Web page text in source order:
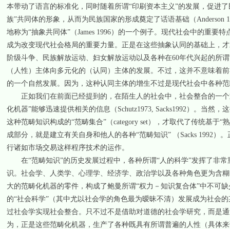
本带动了语言的标准化，同时随着所谓“印刷资本主义”的发展，促进
族”共同体的形象，从而为民族国家的形成奠定了话语基础（
地称为“抽象共同体”（James 1996）的一个例子。现代社会中的重要
成为改变现代社会格局的重要力量。正是在这些抽象认同的基础上，
阶级斗争、民族解放运动、妇女解放运动以及各种在60年代兴起的所
（人性）主体向多元化的（认同）主体的发展。不过，这并不意味
的一个自然发展。因为，这种认同主体的增生不过是现代社会中各种
正如我们在前面已经提到的，在陌生人的社会中，社会整合的一个
化机器”能够迅速提供相关的信息（Schutz1973, Sacks1992）。当然
这种范畴知识构成的“范畴集合”（category set），才取代了传统基于
成部分，就是建立有关自身和他人的各种“范畴知识” （Sacks 1992
行诸如市场交易这样程序技术的运作。
在“范畴知识”的历史发展过程中，各种所谓“人的科学”发挥了非常
识。社会学、人类学、心理学、经济学、政治学以及各种角色更为含
大的范畴化机器的零件，构成了鲍曼所谓“权力－知识复合体”中不可
的“社会科学”（其中尤以社会学的角色最为暧昧不清）发展成为社会
过社会学实现社会整合。只不过不是借助对道德的社会学研究，而是
为，正是这些范畴化机器，生产了各种既具有所谓普遍的人性（具体